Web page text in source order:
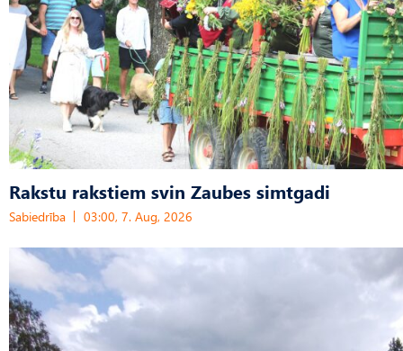
Rakstu rakstiem svin Zaubes simtgadi
Sabiedrība 03:00, 7. Aug, 2026